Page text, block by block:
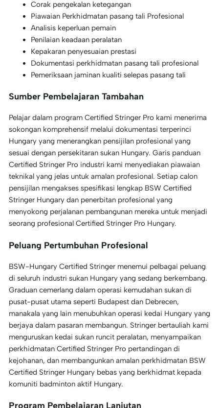
Corak pengekalan ketegangan
Piawaian Perkhidmatan pasang tali Profesional
Analisis keperluan pemain
Penilaian keadaan peralatan
Kepakaran penyesuaian prestasi
Dokumentasi perkhidmatan pasang tali profesional
Pemeriksaan jaminan kualiti selepas pasang tali
Sumber Pembelajaran Tambahan
Pelajar dalam program Certified Stringer Pro kami menerima
sokongan komprehensif melalui dokumentasi terperinci
Hungary yang menerangkan pensijilan profesional yang
sesuai dengan persekitaran sukan Hungary. Garis panduan
Certified Stringer Pro industri kami menyediakan piawaian
teknikal yang jelas untuk amalan profesional. Setiap calon
pensijilan mengakses spesifikasi lengkap BSW Certified
Stringer Hungary dan penerbitan profesional yang
menyokong perjalanan pembangunan mereka untuk menjadi
seorang profesional Certified Stringer Pro Hungary.
Peluang Pertumbuhan Profesional
BSW-Hungary Certified Stringer menemui pelbagai peluang
di seluruh industri sukan Hungary yang sedang berkembang.
Graduan cemerlang dalam operasi kemudahan sukan di
pusat-pusat utama seperti Budapest dan Debrecen,
manakala yang lain menubuhkan operasi kedai Hungary yang
berjaya dalam pasaran membangun. Stringer bertauliah kami
menguruskan kedai sukan runcit peralatan, menyampaikan
perkhidmatan Certified Stringer Pro pertandingan di
kejohanan, dan membangunkan amalan perkhidmatan BSW
Certified Stringer Hungary bebas yang berkhidmat kepada
komuniti badminton aktif Hungary.
Program Pembelajaran Lanjutan